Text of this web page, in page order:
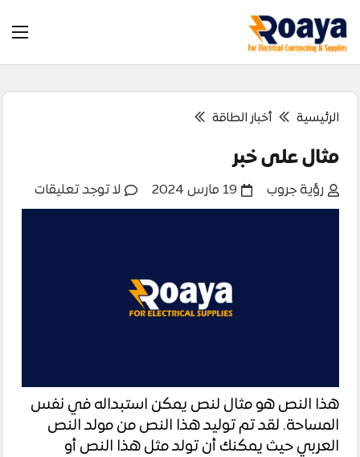
الرئيسية أخبار الطاقة
مثال على خبر
رؤية جروب 19 مارس 2024 لا توجد تعليقات
هذا النص هو مثال لنص يمكن استبداله في نفس
المساحة. لقد تم توليد هذا النص من مولد النص
العربي حيث يمكنك أن تولد مثل هذا النص أو